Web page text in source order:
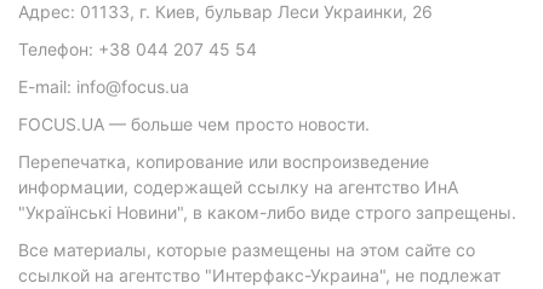
Адрес: 01133, г. Киев, бульвар Леси Украинки, 26
Телефон: +38 044 207 45 54
E-mail: info@focus.ua
FOCUS.UA — больше чем просто новости.
Перепечатка, копирование или воспроизведение
информации, содержащей ссылку на агентство ИнА
"Українські Новини", в каком-либо виде строго запрещены.
Все материалы, которые размещены на этом сайте со
ссылкой на агентство "Интерфакс-Украина", не подлежат